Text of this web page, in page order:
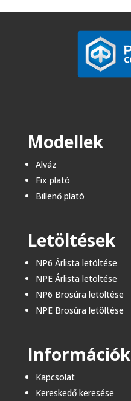
Modellek
Alváz
Fix plató
Billenő plató​
Letöltések
NP6 Árlista letöltése
NPE Árlista letöltése
NP6 Brosúra letöltése
NPE Brosúra letöltése
Információk
Kapcsolat
Kereskedő keresése